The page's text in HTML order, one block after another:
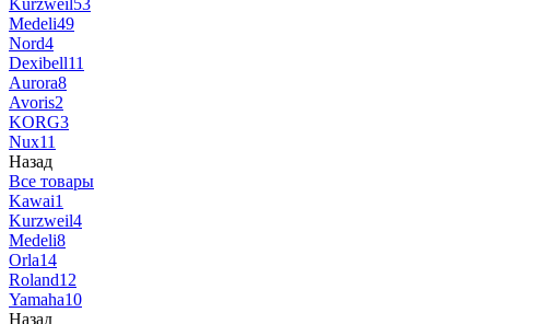
Kurzweil53
Medeli49
Nord4
Dexibell11
Aurora8
Avoris2
KORG3
Nux11
Назад
Все товары
Kawai1
Kurzweil4
Medeli8
Orla14
Roland12
Yamaha10
Назад